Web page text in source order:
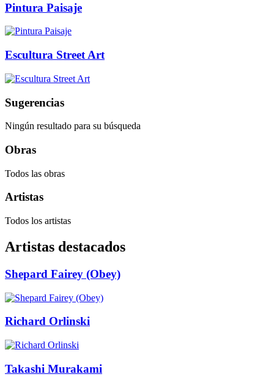
Pintura Paisaje
Escultura Street Art
Sugerencias
Ningún resultado para su búsqueda
Obras
Todos las obras
Artistas
Todos los artistas
Artistas destacados
Shepard Fairey (Obey)
Richard Orlinski
Takashi Murakami